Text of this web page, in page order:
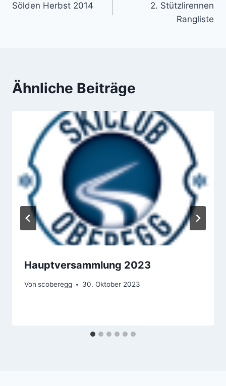
Sölden Herbst 2014
2. Stützlirennen
Rangliste
Ähnliche Beiträge
Hauptversammlung 2023
Von scoberegg 30. Oktober 2023